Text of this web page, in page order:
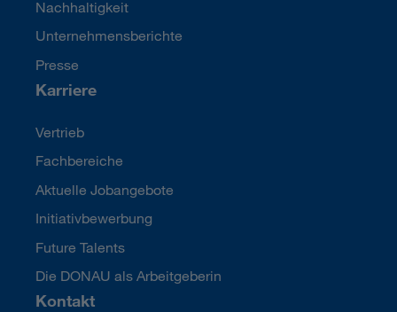
Nachhaltigkeit
Unternehmensberichte
Presse
Karriere
Vertrieb
Fachbereiche
Aktuelle Jobangebote
Initiativbewerbung
Future Talents
Die DONAU als Arbeitgeberin
Kontakt